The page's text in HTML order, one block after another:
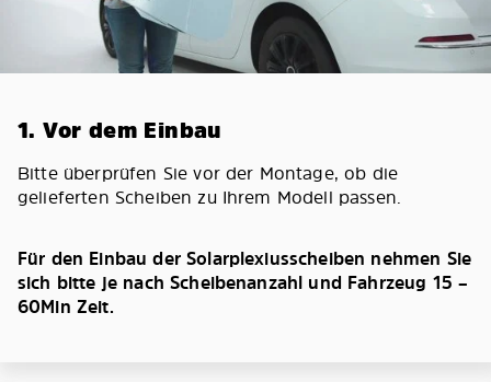
1. Vor dem Einbau
Bitte überprüfen Sie vor der Montage, ob die
gelieferten Scheiben zu Ihrem Modell passen.
Für den Einbau der Solarplexiusscheiben nehmen Sie
sich bitte je nach Scheibenanzahl und Fahrzeug 15 –
60Min Zeit.